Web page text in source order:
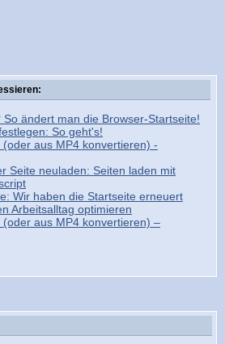
ändert man die Browser-Startseite!
So geht's!
aus MP4 konvertieren) -
Seite neuladen: Seiten laden mit
Wir haben die Startseite erneuert
Arbeitsalltag optimieren
aus MP4 konvertieren) –